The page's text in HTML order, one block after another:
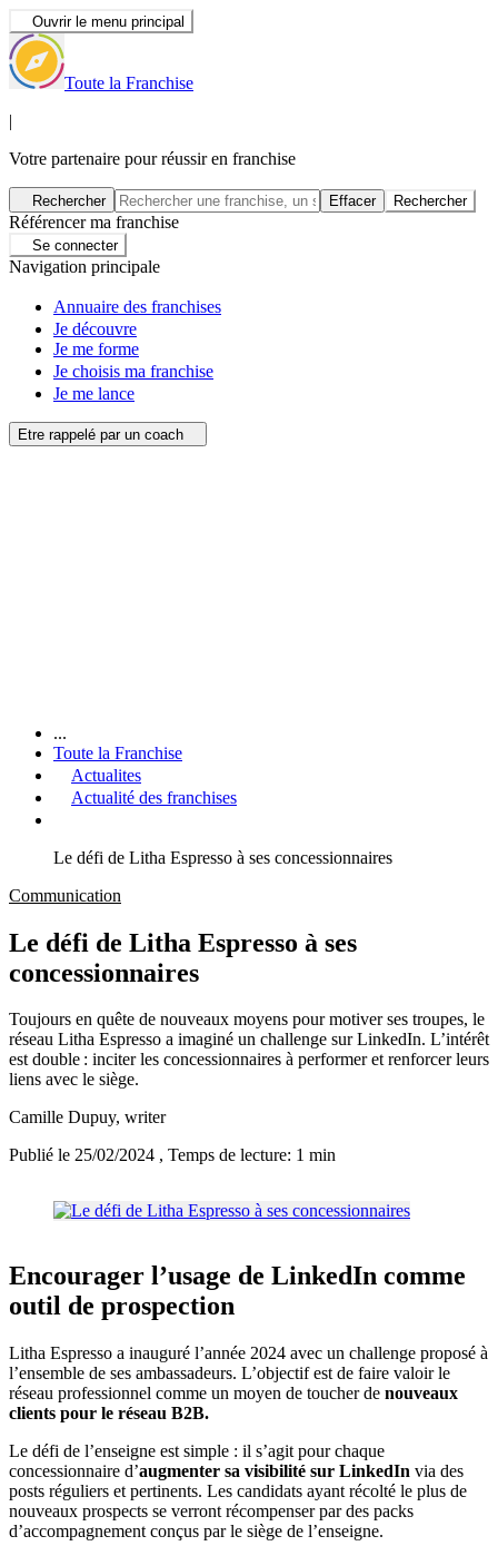
Ouvrir le menu principal
Toute la Franchise
|
Votre partenaire pour réussir en franchise
Rechercher Effacer Rechercher
Référencer ma franchise
Se connecter
Navigation principale
Annuaire des franchises
Je découvre
Je me forme
Je choisis ma franchise
Je me lance
Etre rappelé par un coach
...
Toute la Franchise
Actualites
Actualité des franchises
Le défi de Litha Espresso à ses concessionnaires
Communication
Le défi de Litha Espresso à ses
concessionnaires
Toujours en quête de nouveaux moyens pour motiver ses troupes, le
réseau Litha Espresso a imaginé un challenge sur LinkedIn. L’intérêt
est double : inciter les concessionnaires à performer et renforcer leurs
liens avec le siège.
Camille Dupuy, writer
Publié le 25/02/2024 , Temps de lecture: 1 min
Encourager l’usage de LinkedIn comme
outil de prospection
Litha Espresso a inauguré l’année 2024 avec un challenge proposé à
l’ensemble de ses ambassadeurs. L’objectif est de faire valoir le
réseau professionnel comme un moyen de toucher de nouveaux
clients pour le réseau B2B.
Le défi de l’enseigne est simple : il s’agit pour chaque
concessionnaire d’augmenter sa visibilité sur LinkedIn via des
posts réguliers et pertinents. Les candidats ayant récolté le plus de
nouveaux prospects se verront récompenser par des packs
d’accompagnement conçus par le siège de l’enseigne.